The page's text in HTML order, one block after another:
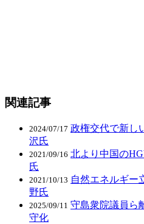
関連記事
2024/07/17 政権交代で新
沢氏
2021/09/16 北より中国の
氏
2021/10/13 自然エネルギ
野氏
2025/09/11 守島衆院議員
守化